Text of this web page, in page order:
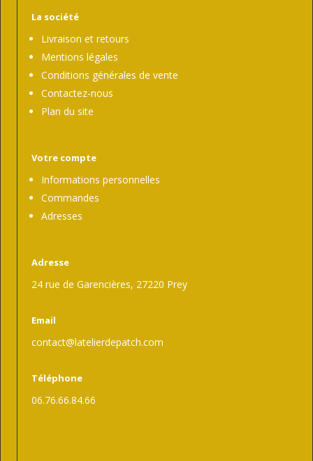
La société
Livraison et retours
Mentions légales
Conditions générales de vente
Contactez-nous
Plan du site
Votre compte
Informations personnelles
Commandes
Adresses
Adresse
24 rue de Garencières, 27220 Prey
Email
contact@latelierdepatch.com
Téléphone
06.76.66.84.66